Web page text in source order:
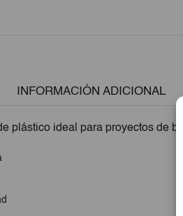
INFORMACIÓN ADICIONAL
plástico ideal para proyectos de